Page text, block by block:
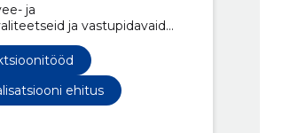
ja
ja vastupidavaid
ehitus